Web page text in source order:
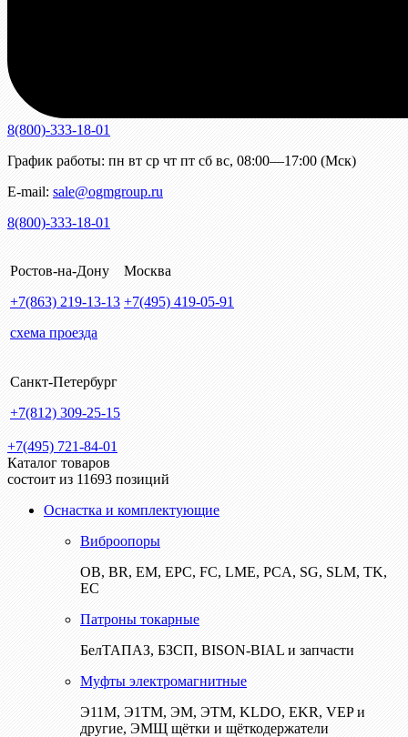
8(800)-333-18-01
График работы: пн вт ср чт пт сб вс, 08:00—17:00 (Мск)
E-mail: sale@ogmgroup.ru
8(800)-333-18-01
Ростов-на-Дону
+7(863) 219-13-13
схема проезда
Москва
+7(495) 419-05-91
Санкт-Петербург
+7(812) 309-25-15
+7(495) 721-84-01
Каталог товаров
состоит из 11693 позиций
Оснастка и комплектующие
Виброопоры
ОВ, BR, EM, EPC, FC, LME, PCA, SG, SLM, TK,
EC
Патроны токарные
БелТАПАЗ, БЗСП, BISON-BIAL и запчасти
Муфты электромагнитные
Э11М, Э1ТМ, ЭМ, ЭТМ, KLDO, EKR, VEP и
другие, ЭМЩ щётки и щёткодержатели